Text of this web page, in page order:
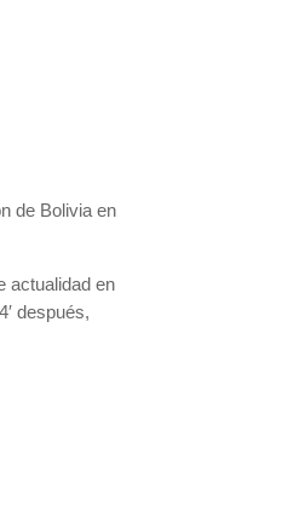
de Bolivia en
actualidad en
después,